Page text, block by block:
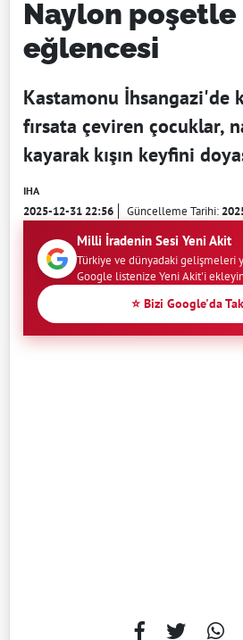
Naylon poşetle
eğlencesi
Kastamonu İhsangazi'de
fırsata çeviren çocuklar,
kayarak kışın keyfini
IHA
2025-12-31 22:56 Güncelleme Tarihi:
Milli İradenin Sesi Yeni Akit
Türkiye ve dünyadaki gelişmeleri
Google listenize Yeni Akit'i
⭐ Bizi Google'da